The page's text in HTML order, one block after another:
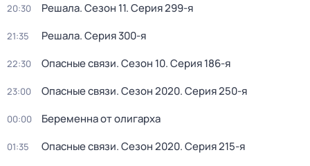
20:30 Решала. Сезон 11. Серия 299-я
21:35 Решала. Серия 300-я
22:30 Опасные связи. Сезон 10. Серия 186-я
23:00 Опасные связи. Сезон 2020. Серия 250-я
00:00 Беременна от олигарха
01:35 Опасные связи. Сезон 2020. Серия 215-я